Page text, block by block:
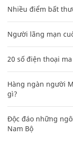
Nhiều điểm bất
Người lãng mạn
20 số điện thoại
Hàng ngàn người
gì?
Độc đáo những
Nam Bộ